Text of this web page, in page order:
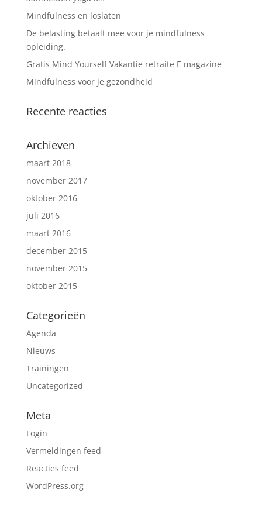
Mindfulness en loslaten
De belasting betaalt mee voor je mindfulness
opleiding.
Gratis Mind Yourself Vakantie retraite E magazine
Mindfulness voor je gezondheid
Recente reacties
Archieven
maart 2018
november 2017
oktober 2016
juli 2016
maart 2016
december 2015
november 2015
oktober 2015
Categorieën
Agenda
Nieuws
Trainingen
Uncategorized
Meta
Login
Vermeldingen feed
Reacties feed
WordPress.org